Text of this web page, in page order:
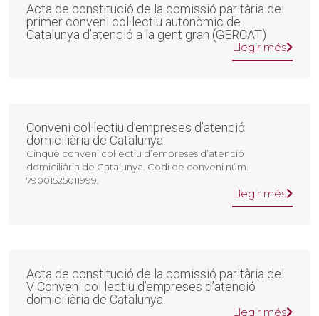
Acta de constitució de la comissió paritària del
primer conveni col·lectiu autonòmic de
Catalunya d’atenció a la gent gran (GERCAT)
Llegir més
Conveni col·lectiu d’empreses d’atenció
domiciliària de Catalunya
Cinquè conveni col·lectiu d’empreses d’atenció
domiciliària de Catalunya. Codi de conveni núm.
79001525011999.
Llegir més
Acta de constitució de la comissió paritària del
V Conveni col·lectiu d’empreses d’atenció
domiciliària de Catalunya
Llegir més